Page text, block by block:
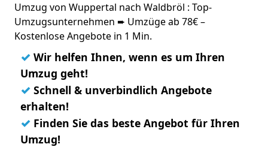
Umzug von Wuppertal nach Waldbröl : Top-
Umzugsunternehmen ➨ Umzüge ab 78€ –
Kostenlose Angebote in 1 Min.
✓ Wir helfen Ihnen, wenn es um Ihren
Umzug geht!
✓ Schnell & unverbindlich Angebote
erhalten!
✓ Finden Sie das beste Angebot für Ihren
Umzug!